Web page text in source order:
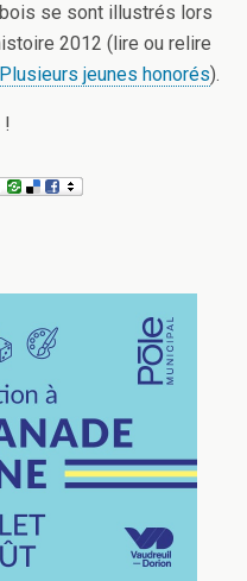
se sont illustrés lors
2012 (lire ou relire
jeunes honorés).
!